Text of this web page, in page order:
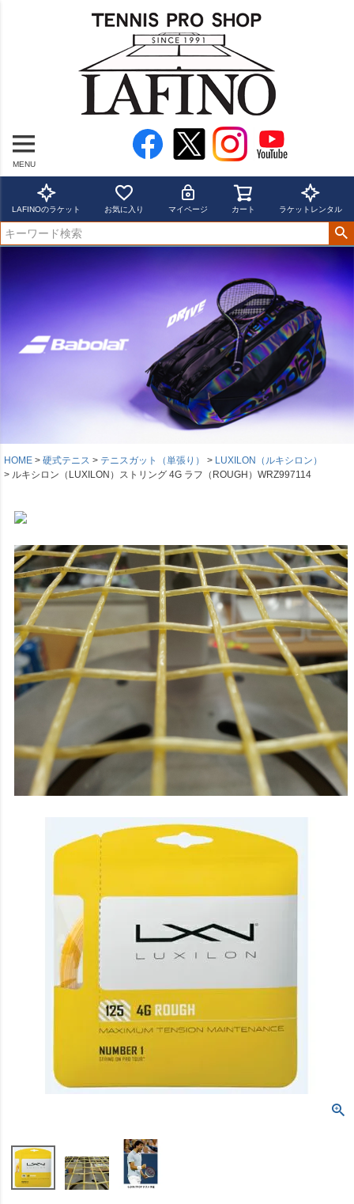
MENU
LAFINOのラケット お気に入り マイページ カート ラケットレンタル
HOME 硬式テニス テニスガット（単張り）
LUXILON（ルキシロン）
ルキシロン（LUXILON）ストリング 4G ラフ（ROUGH）WRZ997114